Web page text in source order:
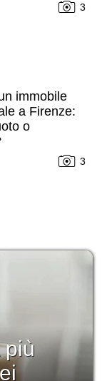
3
immobile
a Firenze:
o
3
più